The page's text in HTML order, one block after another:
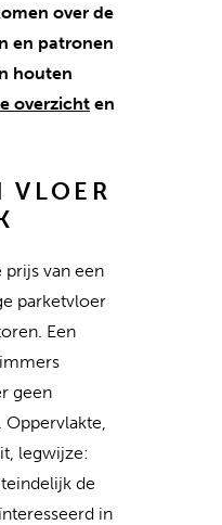
over de
en patronen
houten
overzicht en
VLOER
prijs van een
parketvloer
Een
geen
legwijze:
de
in